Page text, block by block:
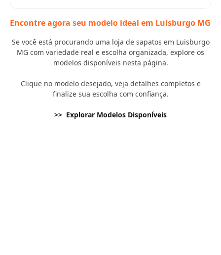
Encontre agora seu modelo ideal em Luisburgo MG
Se você está procurando uma loja de sapatos em Luisburgo
MG com variedade real e escolha organizada, explore os
modelos disponíveis nesta página.
Clique no modelo desejado, veja detalhes completos e
finalize sua escolha com confiança.
>> Explorar Modelos Disponíveis